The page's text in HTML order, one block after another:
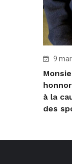
9
à la
des